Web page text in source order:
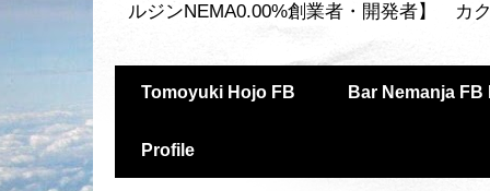
ルジンNEMA0.00%創業者・開発者】 カ
Tomoyuki Hojo FB Bar Nemanja FB
Profile